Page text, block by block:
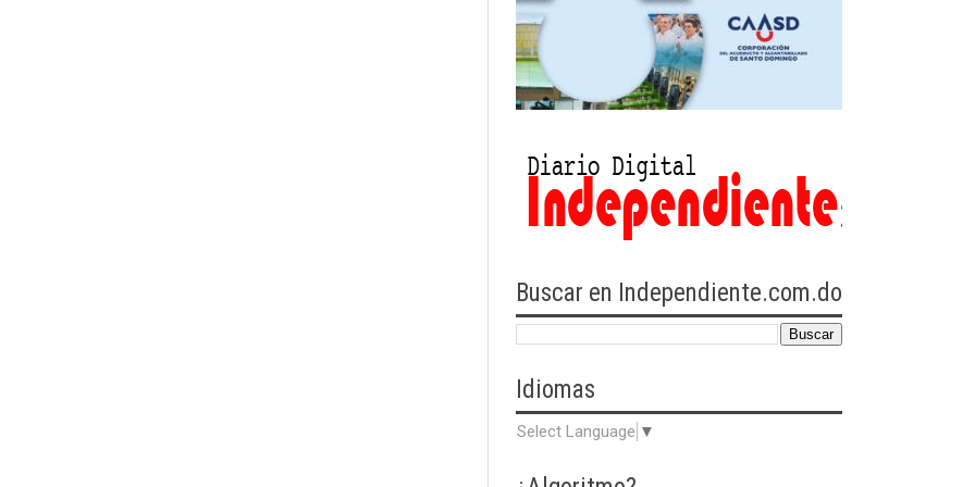
Buscar en Independiente.com.do
Idiomas
Select Language ▼